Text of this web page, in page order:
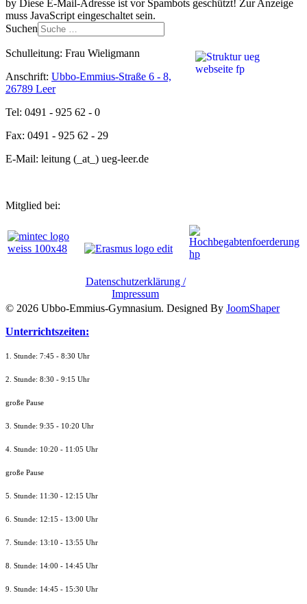
by
Diese E-Mail-Adresse ist vor Spambots geschützt! Zur Anzeige
muss JavaScript eingeschaltet sein.
Suchen
Schulleitung: Frau Wieligmann
Anschrift: Ubbo-Emmius-Straße 6 - 8,
26789 Leer
Tel: 0491 - 925 62 - 0
Fax: 0491 - 925 62 - 29
E-Mail: leitung (_at_) ueg-leer.de
Mitglied bei:
Datenschutzerklärung /
Impressum
© 2026 Ubbo-Emmius-Gymnasium. Designed By JoomShaper
Unterrichtszeiten:
1. Stunde: 7:45 - 8:30 Uhr
2. Stunde: 8:30 - 9:15 Uhr
große Pause
3. Stunde: 9:35 - 10:20 Uhr
4. Stunde: 10:20 - 11:05 Uhr
große Pause
5. Stunde: 11:30 - 12:15 Uhr
6. Stunde: 12:15 - 13:00 Uhr
7. Stunde: 13:10 - 13:55 Uhr
8. Stunde: 14:00 - 14:45 Uhr
9. Stunde: 14:45 - 15:30 Uhr